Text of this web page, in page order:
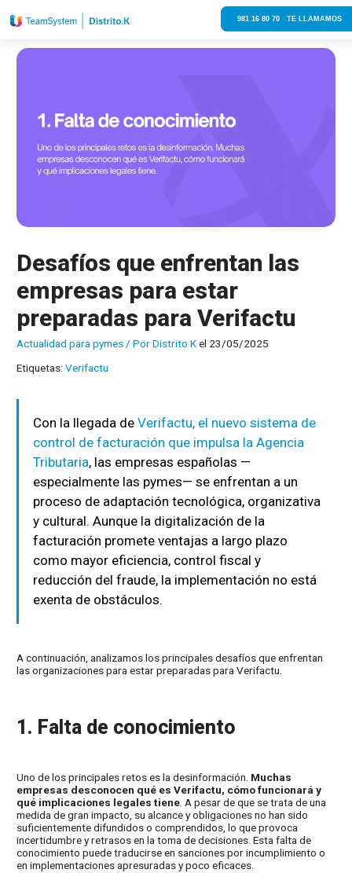
981 16 80 70 TE LLAMAMOS
Desafíos que enfrentan las
empresas para estar
preparadas para Verifactu
Actualidad para pymes / PorDistrito Kel 23/05/2025
Etiquetas:Verifactu
Con la llegada deVerifactu, el nuevo sistema de
control de facturación que impulsa la Agencia
Tributaria, las empresas españolas —
especialmente las pymes— se enfrentan a un
proceso de adaptación tecnológica, organizativa
y cultural. Aunque la digitalización de la
facturación promete ventajas a largo plazo
como mayor eficiencia, control fiscal y
reducción del fraude, la implementación no está
exenta de obstáculos.
A continuación, analizamos los principales desafíos que enfrentan
las organizaciones para estar preparadas para Verifactu.
1. Falta de conocimiento
Uno de los principales retos es la desinformación. Muchas
empresas desconocen qué es Verifactu, cómo funcionará y
qué implicaciones legales tiene. A pesar de que se trata de una
medida de gran impacto, su alcance y obligaciones no han sido
suficientemente difundidos o comprendidos, lo que provoca
incertidumbre y retrasos en la toma de decisiones. Esta falta de
conocimiento puede traducirse en sanciones por incumplimiento o
en implementaciones apresuradas y poco eficaces.